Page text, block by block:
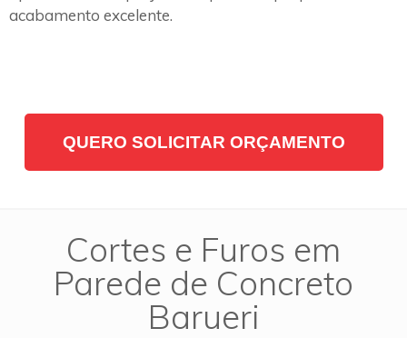
acabamento excelente.
QUERO SOLICITAR ORÇAMENTO
Cortes e Furos em
Parede de Concreto
Barueri